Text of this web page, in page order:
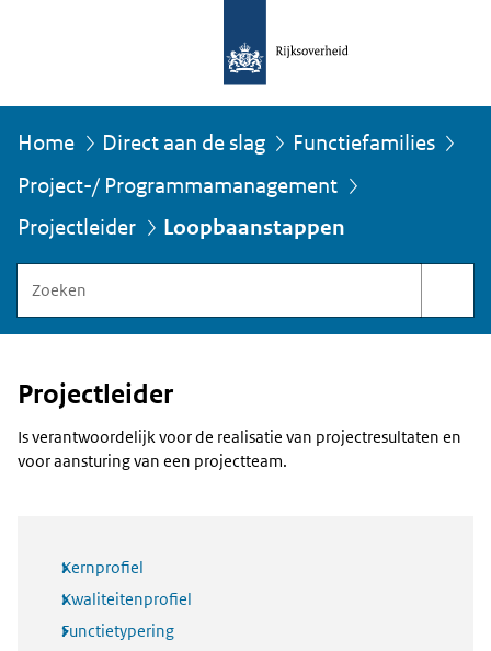
U
bevindt
zich
hier:
Home Direct aan de slag
Functiefamilies
Project-/ Programmamanagement
Projectleider
Loopbaanstappen
binnen
Functiegebouw
Projectleider
Is verantwoordelijk voor de realisatie van projectresultaten en
voor aansturing van een projectteam.
Kernprofiel
Kwaliteitenprofiel
Functietypering